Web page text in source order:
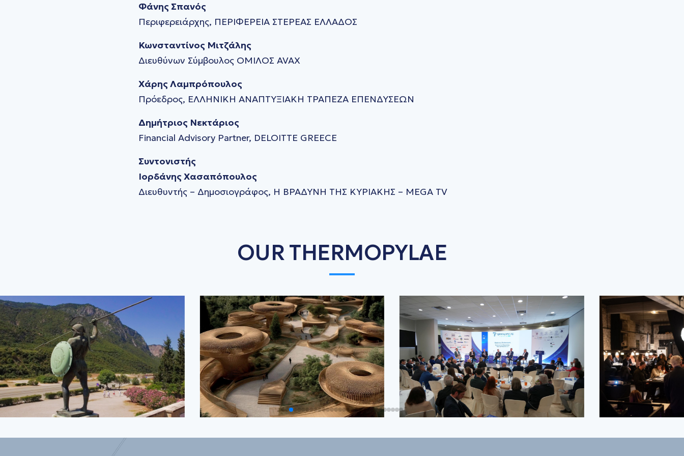
Φάνης Σπανός
Περιφερειάρχης, ΠΕΡΙΦΕΡΕΙΑ ΣΤΕΡΕΑΣ ΕΛΛΑΔΟΣ
Κωνσταντίνος Μιτζάλης
Διευθύνων Σύμβουλος ΟΜΙΛΟΣ AVAX
Χάρης Λαμπρόπουλος
Πρόεδρος, ΕΛΛΗΝΙΚΗ ΑΝΑΠΤΥΞΙΑΚΗ ΤΡΑΠΕΖΑ ΕΠΕΝΔΥΣΕΩΝ
Δημήτριος Νεκτάριος
Financial Advisory Partner, DELOITTE GREECE
Συντονιστής
Ιορδάνης Χασαπόπουλος
Διευθυντής – Δημοσιογράφος, Η ΒΡΑΔΥΝΗ ΤΗΣ ΚΥΡΙΑΚΗΣ – MEGA TV
OUR THERMOPYLAE